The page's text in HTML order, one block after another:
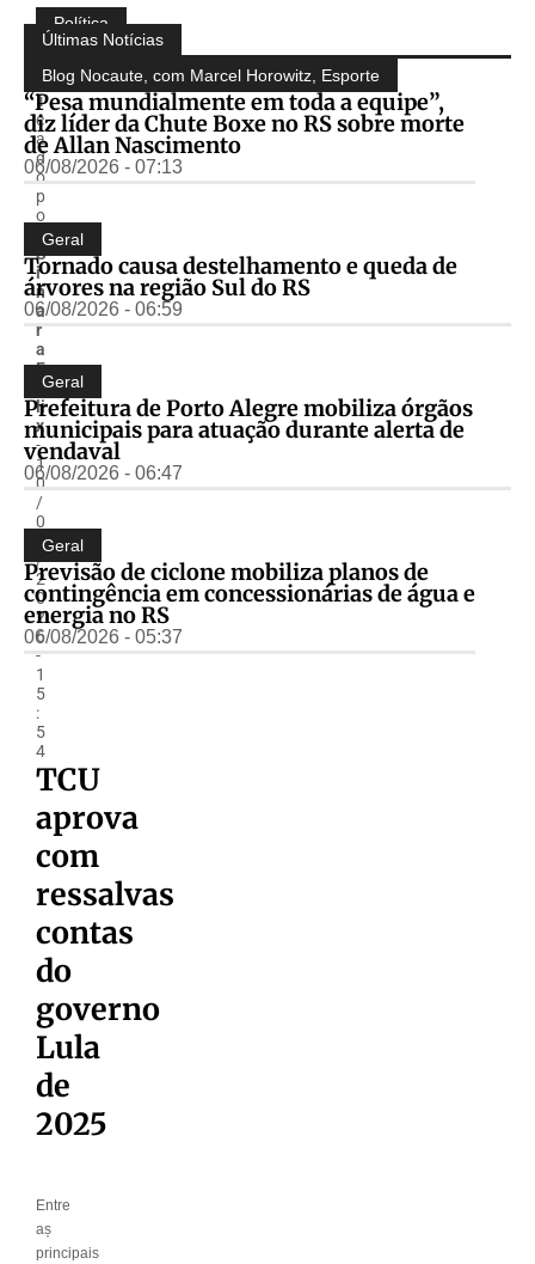
Compartilhe:
Política
P
b
li
c
a
d
o
p
o
S
i
n
a
r
a
F
é
li
x
-
1
0
/
0
6
/
2
0
2
6
-
1
5
:
5
4
TCU
aprova
com
ressalvas
contas
do
governo
Lula
de
2025
Entre
aș
principais
Últimas Notícias
Blog Nocaute, com Marcel Horowitz Esporte
“Pesa mundialmente em toda a equipe”,
diz líder da Chute Boxe no RS sobre morte
de Allan Nascimento
06/08/2026 - 07:13
Geral
Tornado causa destelhamento e queda de
árvores na região Sul do RS
06/08/2026 - 06:59
Geral
Prefeitura de Porto Alegre mobiliza órgãos
municipais para atuação durante alerta de
vendaval
06/08/2026 - 06:47
Geral
Previsão de ciclone mobiliza planos de
contingência em concessionárias de água e
energia no RS
06/08/2026 - 05:37